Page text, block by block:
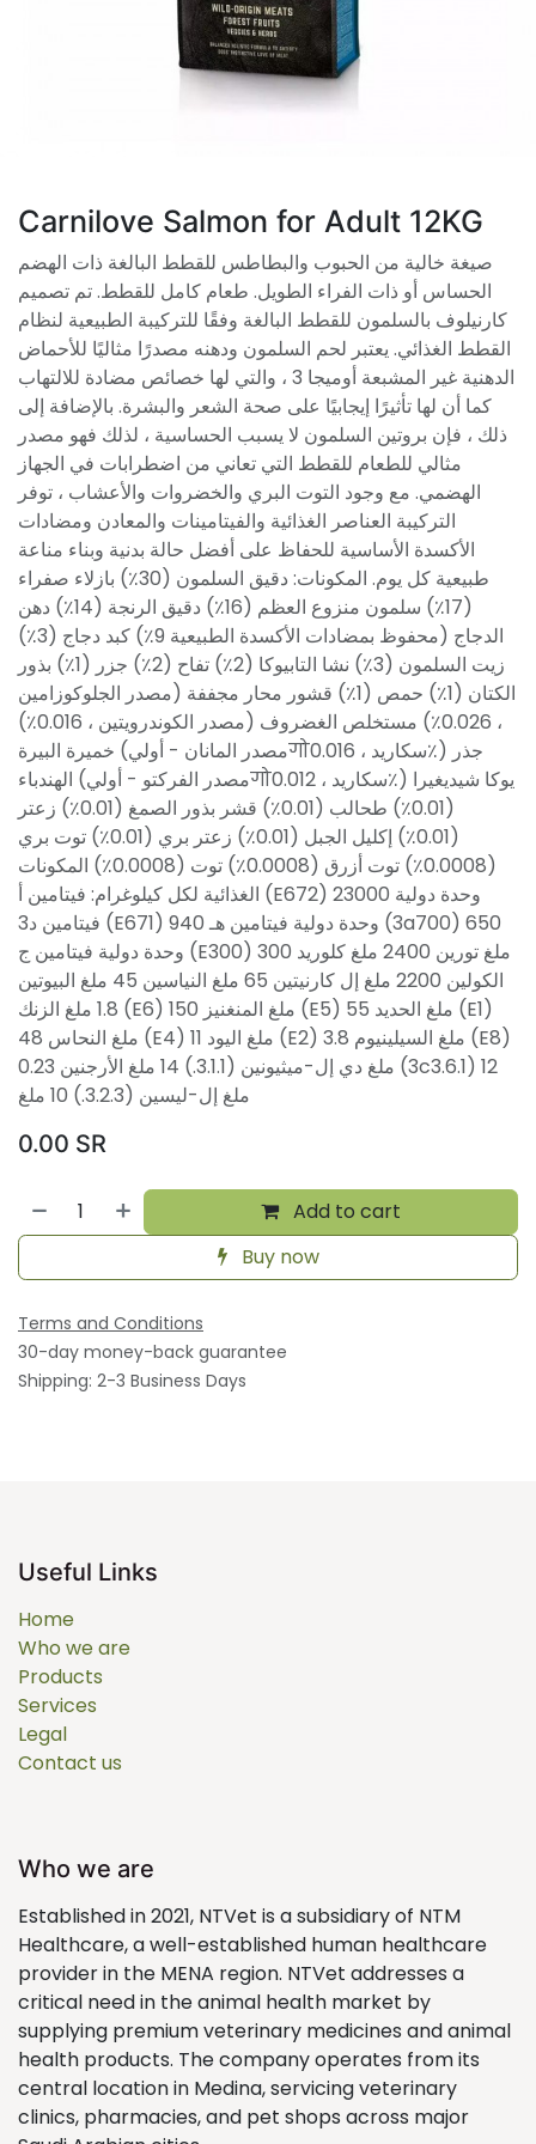
Carnilove Salmon for Adult 12KG
صيغة خالية من الحبوب والبطاطس للقطط البالغة ذات الهضم
الحساس أو ذات الفراء الطويل. طعام كامل للقطط. تم تصميم
كارنيلوف بالسلمون للقطط البالغة وفقًا للتركيبة الطبيعية لنظام
القطط الغذائي. يعتبر لحم السلمون ودهنه مصدرًا مثاليًا للأحماض
الدهنية غير المشبعة أوميجا 3 ، والتي لها خصائص مضادة للالتهاب
كما أن لها تأثيرًا إيجابيًا على صحة الشعر والبشرة. بالإضافة إلى
ذلك ، فإن بروتين السلمون لا يسبب الحساسية ، لذلك فهو مصدر
مثالي للطعام للقطط التي تعاني من اضطرابات في الجهاز
الهضمي. مع وجود التوت البري والخضروات والأعشاب ، توفر
التركيبة العناصر الغذائية والفيتامينات والمعادن ومضادات
الأكسدة الأساسية للحفاظ على أفضل حالة بدنية وبناء مناعة
طبيعية كل يوم. المكونات: دقيق السلمون (30٪) بازلاء صفراء
(17٪) سلمون منزوع العظم (16٪) دقيق الرنجة (14٪) دهن
الدجاج (محفوظ بمضادات الأكسدة الطبيعية 9٪) كبد دجاج (3٪)
زيت السلمون (3٪) نشا التابيوكا (2٪) تفاح (2٪) جزر (1٪) بذور
الكتان (1٪) حمص (1٪) قشور محار مجففة (مصدر الجلوكوزامين
، 0.026٪) مستخلص الغضروف (مصدر الكوندرويتين ، 0.016٪)
خميرة البيرة (مصدر المانان - أوليगोسكاريد ، 0.016٪) جذر
الهندباء (مصدر الفركتو - أوليगोسكاريد ، 0.012٪) يوكا شيديغيرا
(0.01٪) طحالب (0.01٪) قشر بذور الصمغ (0.01٪) زعتر
(0.01٪) إكليل الجبل (0.01٪) زعتر بري (0.01٪) توت بري
(0.0008٪) توت أزرق (0.0008٪) توت (0.0008٪) المكونات
الغذائية لكل كيلوغرام: فيتامين أ (E672) 23000 وحدة دولية
فيتامين د3 (E671) 940 وحدة دولية فيتامين هـ (3a700) 650
وحدة دولية فيتامين ج (E300) 300 ملغ تورين 2400 ملغ كلوريد
الكولين 2200 ملغ إل كارنيتين 65 ملغ النياسين 45 ملغ البيوتين
1.8 ملغ الزنك (E6) 150 ملغ المنغنيز (E5) 55 ملغ الحديد (E1)
48 ملغ النحاس (E4) 11 ملغ اليود (E2) 3.8 ملغ السيلينيوم (E8)
0.23 ملغ دي إل-ميثيونين (3.1.1.) 14 ملغ الأرجنين (3c3.6.1) 12
ملغ إل-ليسين (3.2.3.) 10 ملغ
0.00 SR
Add to cart
Buy now
Terms and Conditions
30-day money-back guarantee
Shipping: 2-3 Business Days
Useful Links
Home
Who we are
Products
Services
Legal
Contact us
Who we are
Established in 2021, NTVet is a subsidiary of NTM
Healthcare, a well-established human healthcare
provider in the MENA region. NTVet addresses a
critical need in the animal health market by
supplying premium veterinary medicines and animal
health products. The company operates from its
central location in Medina, servicing veterinary
clinics, pharmacies, and pet shops across major